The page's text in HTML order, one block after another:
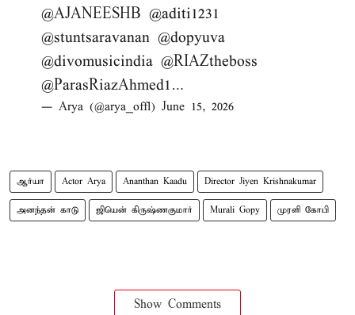
@AJANEESHB @aditi1231
@stuntsaravanan @dopyuva
@divomusicindia @RIAZtheboss
@ParasRiazAhmed1…
— Arya (@arya_offl) June 15, 2026
ஆர்யா Actor Arya Ananthan Kaadu Director Jiyen Krishnakumar
அனந்தன் காடு ஜியென் கிருஷ்ணகுமார் Murali Gopy முரளி கோபி
Show Comments